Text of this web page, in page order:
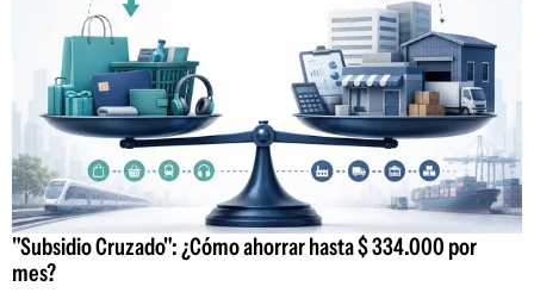
"Subsidio Cruzado": ¿Cómo ahorrar hasta $ 334.000 por
mes?